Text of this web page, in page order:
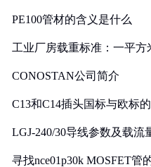
PE100管材的含义是什么
工业厂房载重标准：一平方
CONOSTAN公司简介
C13和C14插头国标与欧标
LGJ-240/30导线参数及载流
寻找nce01p30k MOSFET管